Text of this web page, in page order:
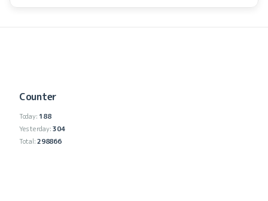
Counter
Today: 188
Yesterday:304
Total:298866